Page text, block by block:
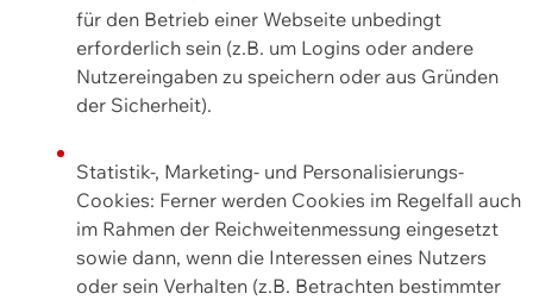
für den Betrieb einer Webseite unbedingt
erforderlich sein (z.B. um Logins oder andere
Nutzereingaben zu speichern oder aus Gründen
der Sicherheit).
Statistik-, Marketing- und Personalisierungs-
Cookies: Ferner werden Cookies im Regelfall auch
im Rahmen der Reichweitenmessung eingesetzt
sowie dann, wenn die Interessen eines Nutzers
oder sein Verhalten (z.B. Betrachten bestimmter